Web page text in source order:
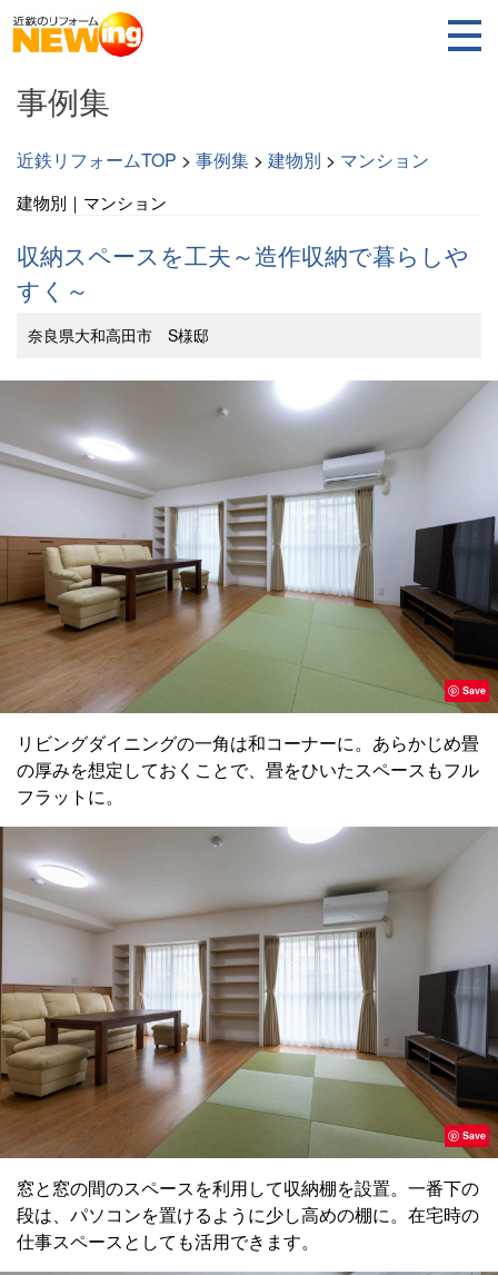
事例集
近鉄リフォームTOP > 事例集 > 建物別 > マンション
建物別｜マンション
収納スペースを工夫～造作収納で暮らしや
すく～
奈良県大和高田市 S様邸
Save
リビングダイニングの一角は和コーナーに。あらかじめ畳
の厚みを想定しておくことで、畳をひいたスペースもフル
フラットに。
Save
窓と窓の間のスペースを利用して収納棚を設置。一番下の
段は、パソコンを置けるように少し高めの棚に。在宅時の
仕事スペースとしても活用できます。